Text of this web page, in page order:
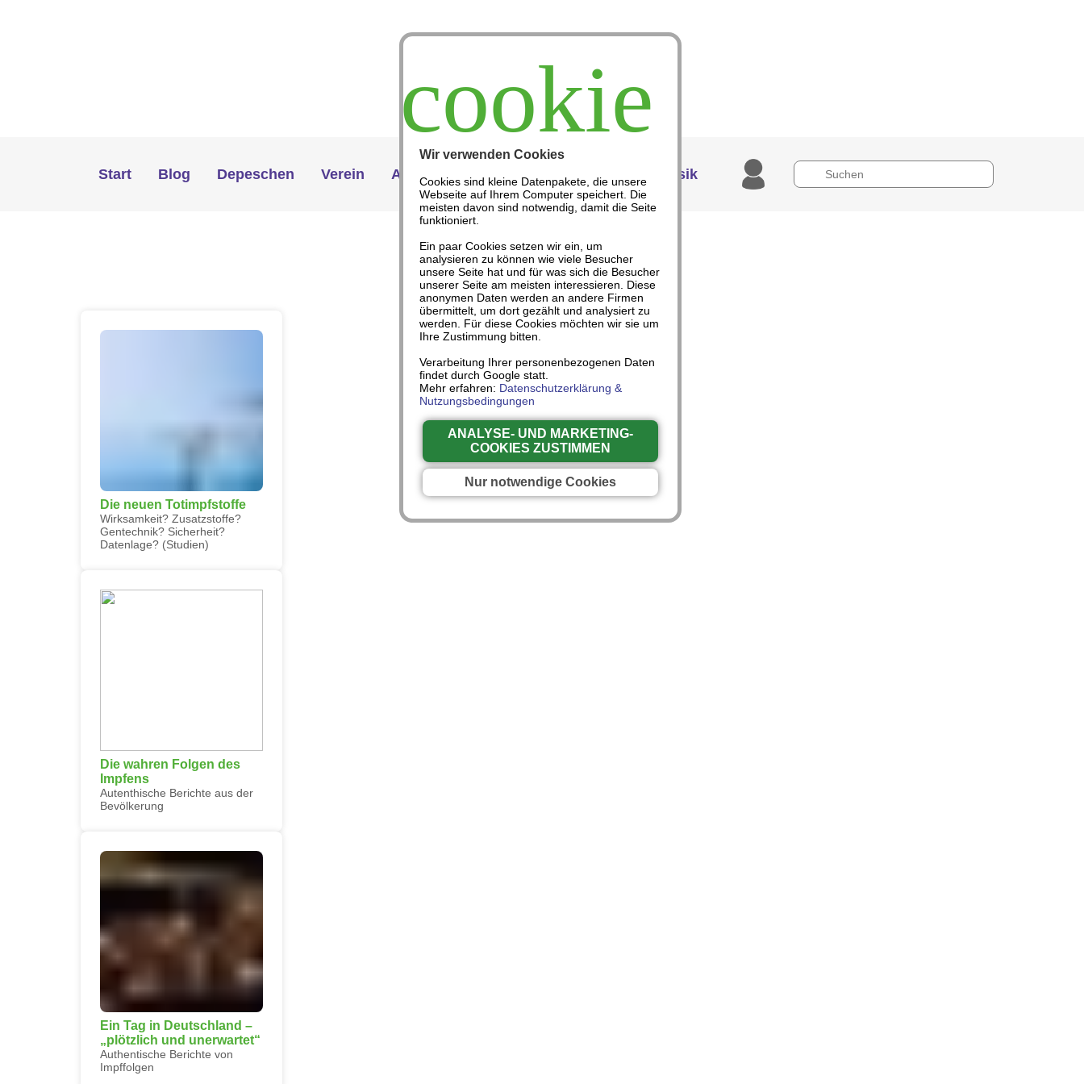
Start Blog Depeschen Verein Angebote Abo Themenhefte Musik
Corona-Impfung
Die neuen Totimpfstoffe
Wirksamkeit? Zusatzstoffe?
Gentechnik? Sicherheit?
Datenlage? (Studien)
Die wahren Folgen des
Impfens
Autenthische Berichte aus der
Bevölkerung
Ein Tag in Deutschland –
„plötzlich und unerwartet“
Authentische Berichte von
Impffolgen
cookie
Wir verwenden Cookies
Cookies sind kleine Datenpakete, die unsere
Webseite auf Ihrem Computer speichert. Die
meisten davon sind notwendig, damit die Seite
funktioniert.
Ein paar Cookies setzen wir ein, um
analysieren zu können wie viele Besucher
unsere Seite hat und für was sich die Besucher
unserer Seite am meisten interessieren. Diese
anonymen Daten werden an andere Firmen
übermittelt, um dort gezählt und analysiert zu
werden. Für diese Cookies möchten wir sie um
Ihre Zustimmung bitten.
Verarbeitung Ihrer personenbezogenen Daten
findet durch Google statt.
Mehr erfahren: Datenschutzerklärung &
Nutzungsbedingungen
ANALYSE- UND MARKETING-
COOKIES ZUSTIMMEN
Nur notwendige Cookies